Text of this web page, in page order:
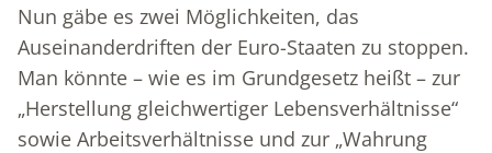
Nun gäbe es zwei Möglichkeiten, das
Auseinanderdriften der Euro-Staaten zu stoppen.
Man könnte – wie es im Grundgesetz heißt – zur
„Herstellung gleichwertiger Lebensverhältnisse“
sowie Arbeitsverhältnisse und zur „Wahrung